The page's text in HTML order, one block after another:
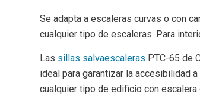
Se adapta a escaleras curvas o con
cualquier tipo de escaleras. Para
Las sillas salvaescaleras PTC-65 de
ideal para garantizar la accesibilidad
cualquier tipo de edificio con